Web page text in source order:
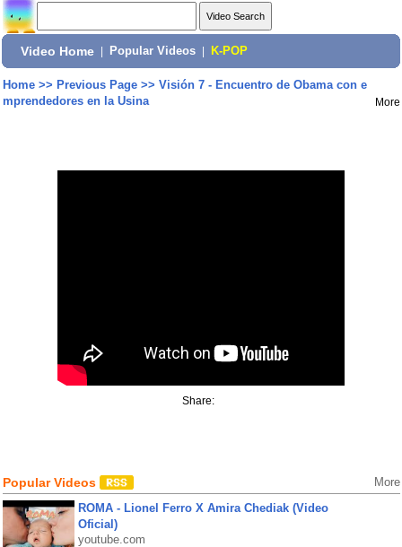
Video Home Popular Videos K-POP
Home>> Previous Page>> Visión 7 - Encuentro de Obama con e
mprendedores en la Usina
More
Share:
Popular Videos More
ROMA - Lionel Ferro X Amira Chediak (Video
Oficial)
youtube.com